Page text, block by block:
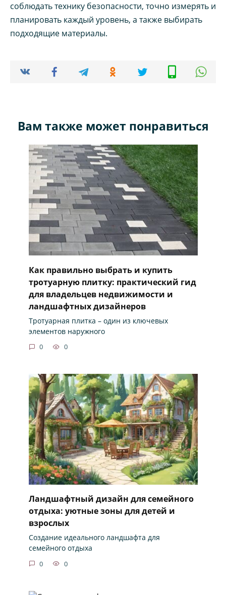
соблюдать технику безопасности, точно измерять и
планировать каждый уровень, а также выбирать
подходящие материалы.
Вам также может понравиться
Как правильно выбрать и купить
тротуарную плитку: практический гид
для владельцев недвижимости и
ландшафтных дизайнеров
Тротуарная плитка – один из ключевых
элементов наружного
0 0
Ландшафтный дизайн для семейного
отдыха: уютные зоны для детей и
взрослых
Создание идеального ландшафта для
семейного отдыха
0 0